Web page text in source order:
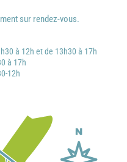
sur rendez-vous.
à 12h et de 13h30 à 17h
à 17h
12h